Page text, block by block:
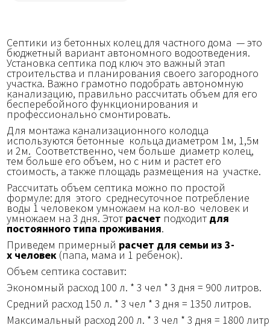
Септики из бетонных колец для частного дома — это
бюджетный вариант автономного водоотведения.
Установка септика под ключ это важный этап
строительства и планирования своего загородного
участка. Важно грамотно подобрать автономную
канализацию, правильно рассчитать объем для его
бесперебойного функционирования и
профессионально смонтировать.
Для монтажа канализационного колодца
используются бетонные кольца диаметром 1м, 1,5м
и 2м. Соответственно, чем больше диаметр колец,
тем больше его объем, но с ним и растет его
стоимость, а также площадь размещения на участке.
Рассчитать объем септика можно по простой
формуле: для этого среднесуточное потребление
воды 1 человеком умножаем на кол-во человек и
умножаем на 3 дня. Этот расчет подходит для
постоянного типа проживания.
Приведем примерный расчет для семьи из 3-
х человек (папа, мама и 1 ребенок).
Объем септика составит:
Экономный расход 100 л. * 3 чел * 3 дня = 900 литров.
Средний расход 150 л. * 3 чел * 3 дня = 1350 литров.
Максимальный расход 200 л. * 3 чел * 3 дня = 1800